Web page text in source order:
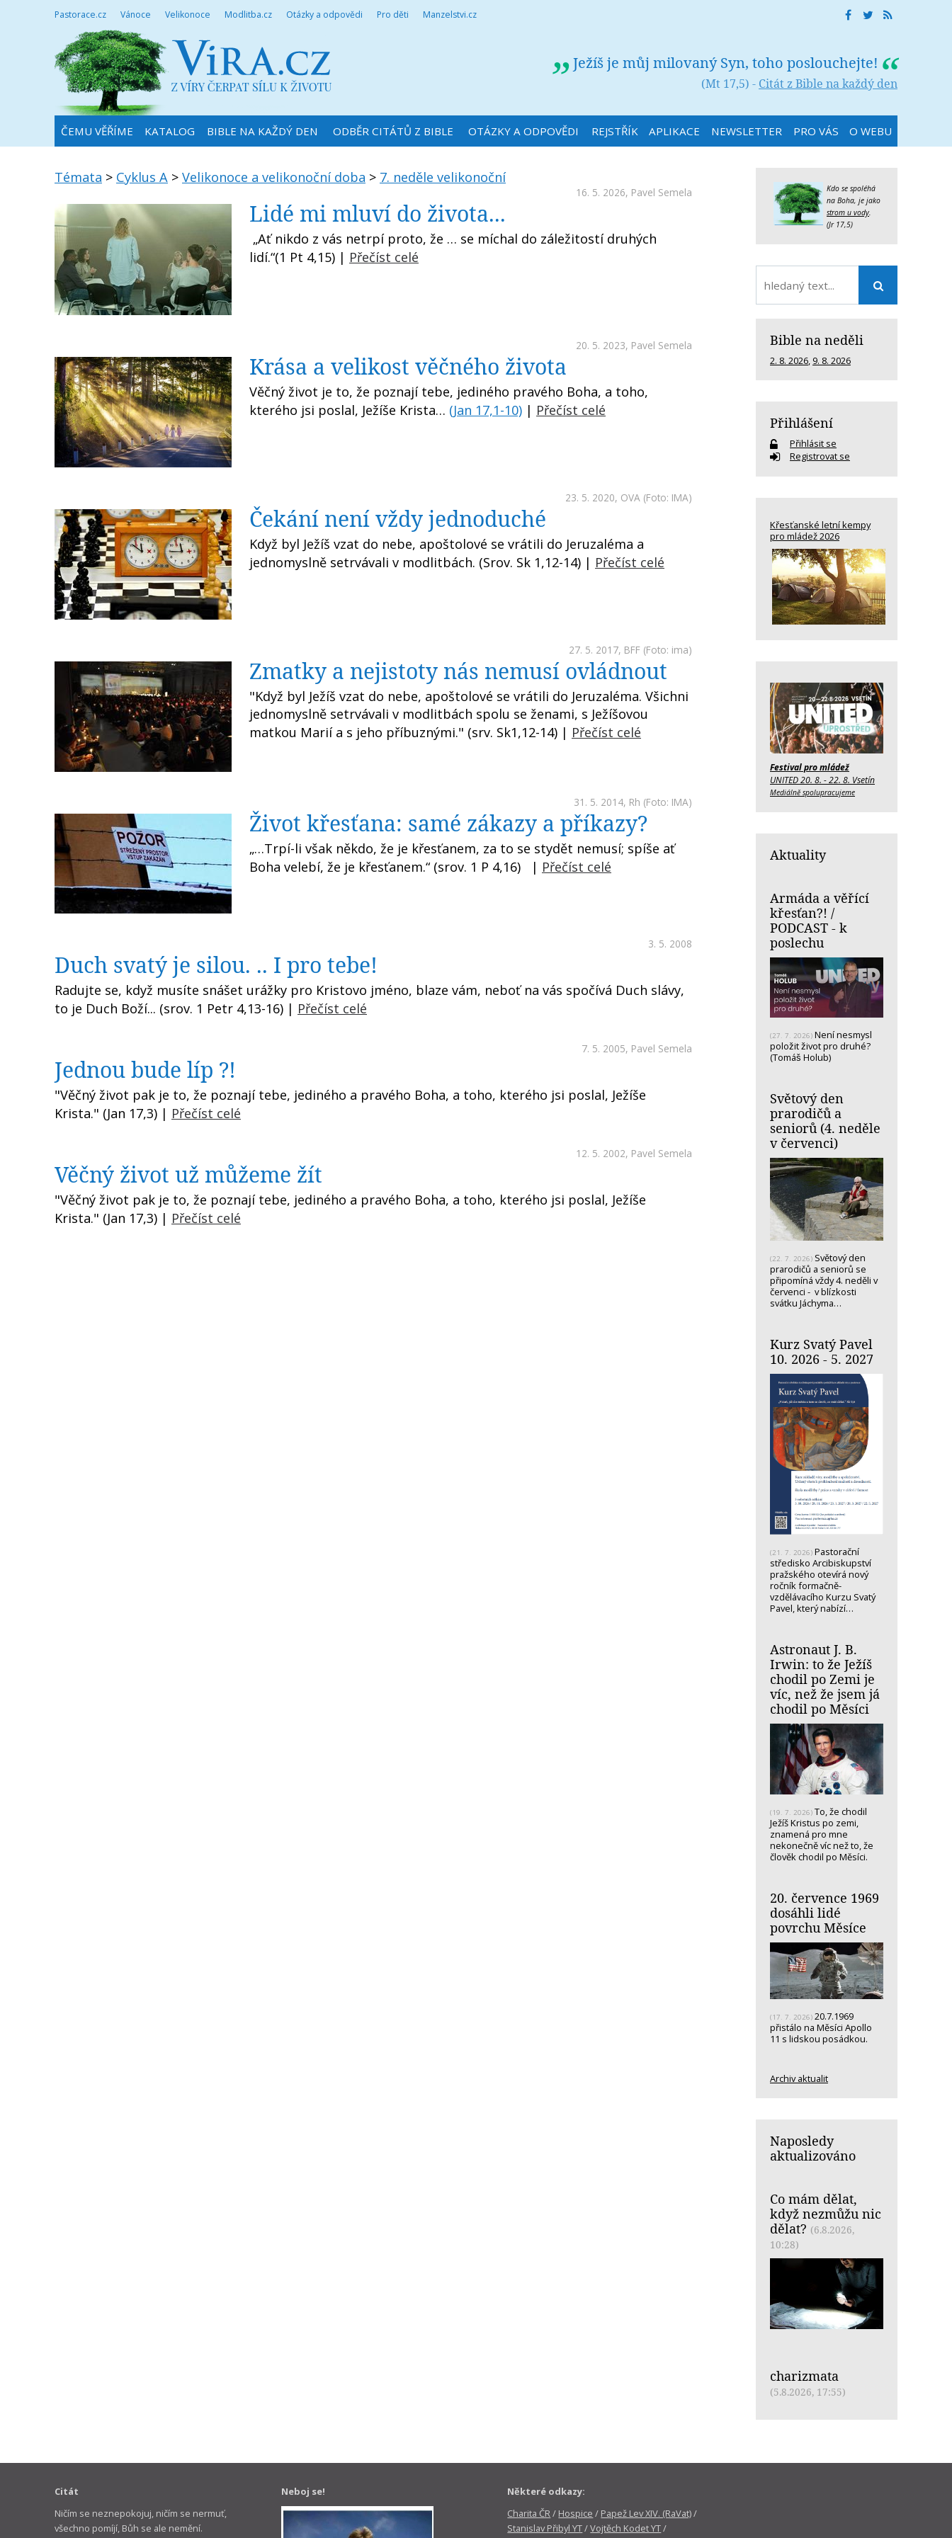
Pastorace.cz Vánoce Velikonoce Modlitba.cz Otázky a odpovědi Pro děti Manzelstvi.cz
Ježíš je můj milovaný Syn, toho poslouchejte!
(Mt 17,5) - Citát z Bible na každý den
ČEMU VĚŘÍME KATALOG BIBLE NA KAŽDÝ DEN ODBĚR CITÁTŮ Z BIBLE OTÁZKY A ODPOVĚDI REJSTŘÍK APLIKACE NEWSLETTER PRO VÁS O WEBU
Témata > Cyklus A > Velikonoce a velikonoční doba > 7. neděle velikonoční
16. 5. 2026, Pavel Semela
Lidé mi mluví do života...
„Ať nikdo z vás netrpí proto, že … se míchal do záležitostí druhých
lidí.“(1 Pt 4,15) | Přečíst celé
20. 5. 2023, Pavel Semela
Krása a velikost věčného života
Věčný život je to, že poznají tebe, jediného pravého Boha, a toho,
kterého jsi poslal, Ježíše Krista… (Jan 17,1-10) | Přečíst celé
23. 5. 2020, OVA (Foto: IMA)
Čekání není vždy jednoduché
Když byl Ježíš vzat do nebe, apoštolové se vrátili do Jeruzaléma a
jednomyslně setrvávali v modlitbách. (Srov. Sk 1,12-14) | Přečíst celé
27. 5. 2017, BFF (Foto: ima)
Zmatky a nejistoty nás nemusí ovládnout
"Když byl Ježíš vzat do nebe, apoštolové se vrátili do Jeruzaléma. Všichni
jednomyslně setrvávali v modlitbách spolu se ženami, s Ježíšovou
matkou Marií a s jeho příbuznými." (srv. Sk1,12-14) | Přečíst celé
31. 5. 2014, Rh (Foto: IMA)
Život křesťana: samé zákazy a příkazy?
„…Trpí-li však někdo, že je křesťanem, za to se stydět nemusí; spíše ať
Boha velebí, že je křesťanem.“ (srov. 1 P 4,16) | Přečíst celé
3. 5. 2008
Duch svatý je silou. .. I pro tebe!
Radujte se, když musíte snášet urážky pro Kristovo jméno, blaze vám, neboť na vás spočívá Duch slávy,
to je Duch Boží... (srov. 1 Petr 4,13-16) | Přečíst celé
7. 5. 2005, Pavel Semela
Jednou bude líp ?!
"Věčný život pak je to, že poznají tebe, jediného a pravého Boha, a toho, kterého jsi poslal, Ježíše
Krista." (Jan 17,3) | Přečíst celé
12. 5. 2002, Pavel Semela
Věčný život už můžeme žít
"Věčný život pak je to, že poznají tebe, jediného a pravého Boha, a toho, kterého jsi poslal, Ježíše
Krista." (Jan 17,3) | Přečíst celé
Kdo se spoléhá
na Boha, je jako
strom u vody.
(Jr 17,5)
Bible na neděli
2. 8. 2026, 9. 8. 2026
Přihlášení
Přihlásit se
Registrovat se
Křesťanské letní kempy
pro mládež 2026
Festival pro mládež
UNITED 20. 8. - 22. 8. Vsetín
Mediálně spolupracujeme
Aktuality
Armáda a věřící
křesťan?! /
PODCAST - k
poslechu
(27. 7. 2026) Není nesmysl
položit život pro druhé?
(Tomáš Holub)
Světový den
prarodičů a
seniorů (4. neděle
v červenci)
(22. 7. 2026) Světový den
prarodičů a seniorů se
připomíná vždy 4. neděli v
červenci - v blízkosti
svátku Jáchyma…
Kurz Svatý Pavel
10. 2026 - 5. 2027
(21. 7. 2026) Pastorační
středisko Arcibiskupství
pražského otevírá nový
ročník formačně-
vzdělávacího Kurzu Svatý
Pavel, který nabízí…
Astronaut J. B.
Irwin: to že Ježíš
chodil po Zemi je
víc, než že jsem já
chodil po Měsíci
(19. 7. 2026) To, že chodil
Ježíš Kristus po zemi,
znamená pro mne
nekonečně víc než to, že
člověk chodil po Měsíci.
20. července 1969
dosáhli lidé
povrchu Měsíce
(17. 7. 2026) 20.7.1969
přistálo na Měsíci Apollo
11 s lidskou posádkou.
Archiv aktualit
Naposledy
aktualizováno
Co mám dělat,
když nezmůžu nic
dělat? (6.8.2026,
10:28)
charizmata
(5.8.2026, 17:55)
Citát
Ničím se neznepokojuj, ničím se nermuť,
všechno pomíjí, Bůh se ale nemění.
Neboj se!
Některé odkazy:
Charita ČR / Hospice / Papež Lev XIV. (RaVat)/
Stanislav Přibyl YT/Vojtěch Kodet YT/